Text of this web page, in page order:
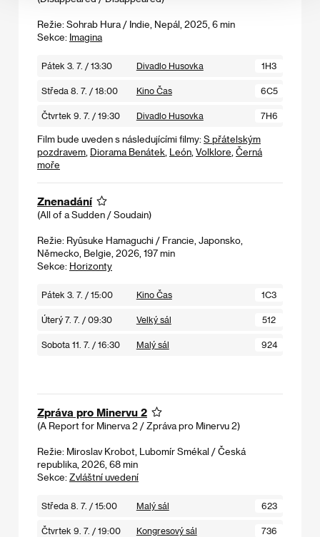
Režie: Sohrab Hura / Indie, Nepál, 2025, 6 min
Sekce: Imagina
Pátek 3. 7. / 13:30 Divadlo Husovka 1H3
Středa 8. 7. / 18:00 Kino Čas 6C5
Čtvrtek 9. 7. / 19:30 Divadlo Husovka 7H6
Film bude uveden s následujícími filmy: S přátelským
pozdravem Diorama Benátek León Volklore Černá
moře
Znenadání
(All of a Sudden / Soudain)
Režie: Ryûsuke Hamaguchi / Francie, Japonsko,
Německo, Belgie, 2026, 197 min
Sekce: Horizonty
Pátek 3. 7. / 15:00 Kino Čas 1C3
Úterý 7. 7. / 09:30 Velký sál 512
Sobota 11. 7. / 16:30 Malý sál 924
Zpráva pro Minervu 2
(A Report for Minerva 2 / Zpráva pro Minervu 2)
Režie: Miroslav Krobot, Lubomír Smékal / Česká
republika, 2026, 68 min
Sekce: Zvláštní uvedení
Středa 8. 7. / 15:00 Malý sál 623
Čtvrtek 9. 7. / 19:00 Kongresový sál 736